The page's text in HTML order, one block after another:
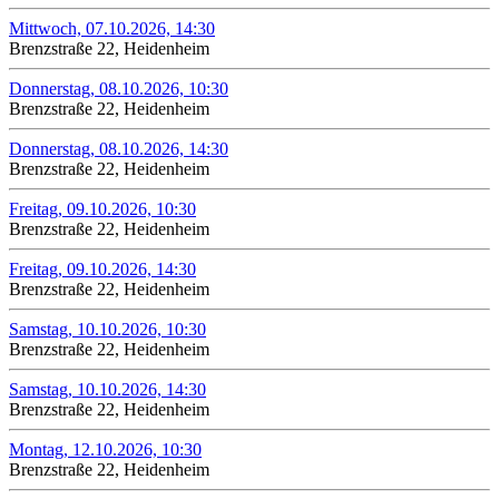
Mittwoch, 07.10.2026, 14:30
Brenzstraße 22, Heidenheim
Donnerstag, 08.10.2026, 10:30
Brenzstraße 22, Heidenheim
Donnerstag, 08.10.2026, 14:30
Brenzstraße 22, Heidenheim
Freitag, 09.10.2026, 10:30
Brenzstraße 22, Heidenheim
Freitag, 09.10.2026, 14:30
Brenzstraße 22, Heidenheim
Samstag, 10.10.2026, 10:30
Brenzstraße 22, Heidenheim
Samstag, 10.10.2026, 14:30
Brenzstraße 22, Heidenheim
Montag, 12.10.2026, 10:30
Brenzstraße 22, Heidenheim